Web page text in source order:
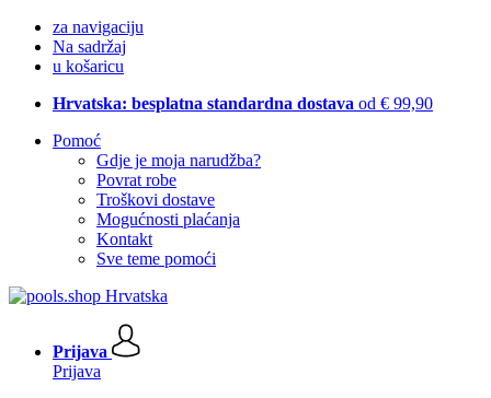
za navigaciju
Na sadržaj
u košaricu
Hrvatska: besplatna standardna dostava od € 99,90
Pomoć
Gdje je moja narudžba?
Povrat robe
Troškovi dostave
Mogućnosti plaćanja
Kontakt
Sve teme pomoći
Prijava
Prijava